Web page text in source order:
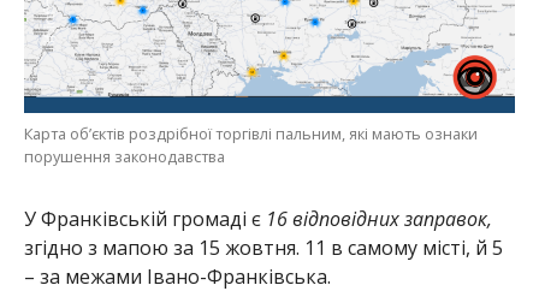
Карта об’єктів роздрібної торгівлі пальним, які мають ознаки
порушення законодавства
У Франківській громаді є 16 відповідних заправок,
згідно з мапою за 15 жовтня. 11 в самому місті, й 5
– за межами Івано-Франківська.